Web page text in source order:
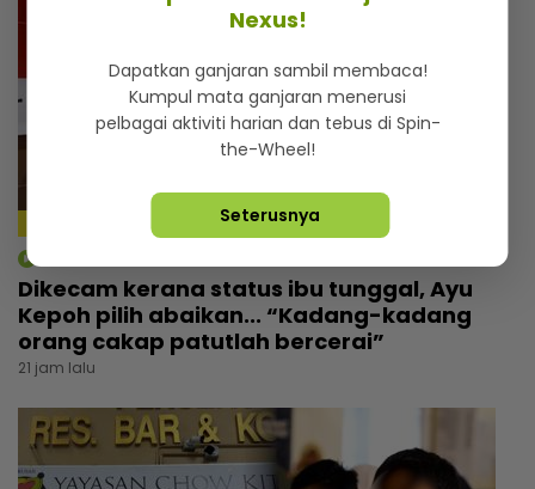
Dikecam kerana status ibu tunggal, Ayu
Kepoh pilih abaikan... “Kadang-kadang
orang cakap patutlah bercerai”
21 jam lalu
Nexus!
Dapatkan ganjaran sambil membaca!
Kumpul mata ganjaran menerusi
pelbagai aktiviti harian dan tebus di Spin-
the-Wheel!
Seterusnya